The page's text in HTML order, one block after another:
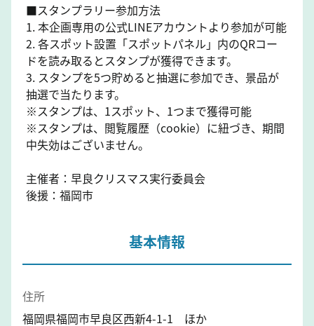
■スタンプラリー参加方法
1. 本企画専用の公式LINEアカウントより参加が可能
2. 各スポット設置「スポットパネル」内のQRコー
ドを読み取るとスタンプが獲得できます。
3. スタンプを5つ貯めると抽選に参加でき、景品が
抽選で当たります。
※スタンプは、1スポット、1つまで獲得可能
※スタンプは、閲覧履歴（cookie）に紐づき、期間
中失効はございません。
主催者：早良クリスマス実行委員会
後援：福岡市
基本情報
住所
福岡県福岡市早良区西新4-1-1 ほか